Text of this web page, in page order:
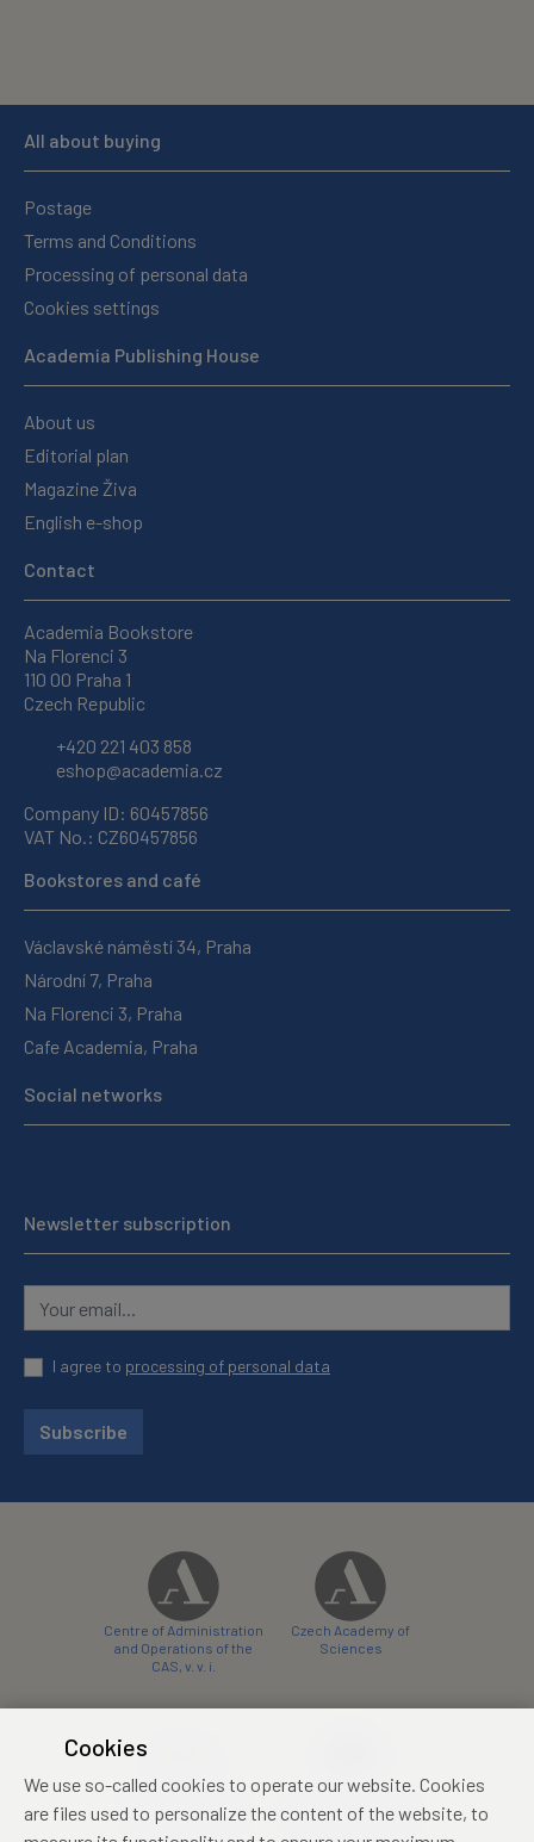
All about buying
Postage
Terms and Conditions
Processing of personal data
Cookies settings
Academia Publishing House
About us
Editorial plan
Magazine Živa
English e-shop
Contact
Academia Bookstore
Na Florenci 3
110 00 Praha 1
Czech Republic
+420 221 403 858
eshop@academia.cz
Company ID: 60457856
VAT No.: CZ60457856
Bookstores and café
Václavské náměstí 34, Praha
Národní 7, Praha
Na Florenci 3, Praha
Cafe Academia, Praha
Social networks
Newsletter subscription
I agree to processing of personal data
Subscribe
Centre of Administration
and Operations of the
CAS, v. v. i.
Czech Academy of
Sciences
conference centre
konferenční centrum
Cookies
We use so-called cookies to operate our website. Cookies
are files used to personalize the content of the website, to